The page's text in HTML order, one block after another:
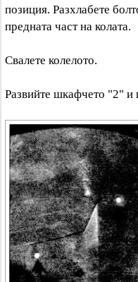
позиция. Разхлабете
предната част на колата.
Свалете колелото.
Развийте шкафчето "2" и